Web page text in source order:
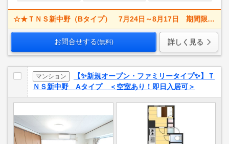
☆★ＴＮＳ新中野（Bタイプ） 7月24日～8月17日 期間限定キャンペーン★☆
お問合せする(無料) 詳しく見る
マンション
【✨新規オープン・ファミリータイプ✨】Ｔ
ＮＳ新中野 Aタイプ ＜空室あり！即日入居可＞